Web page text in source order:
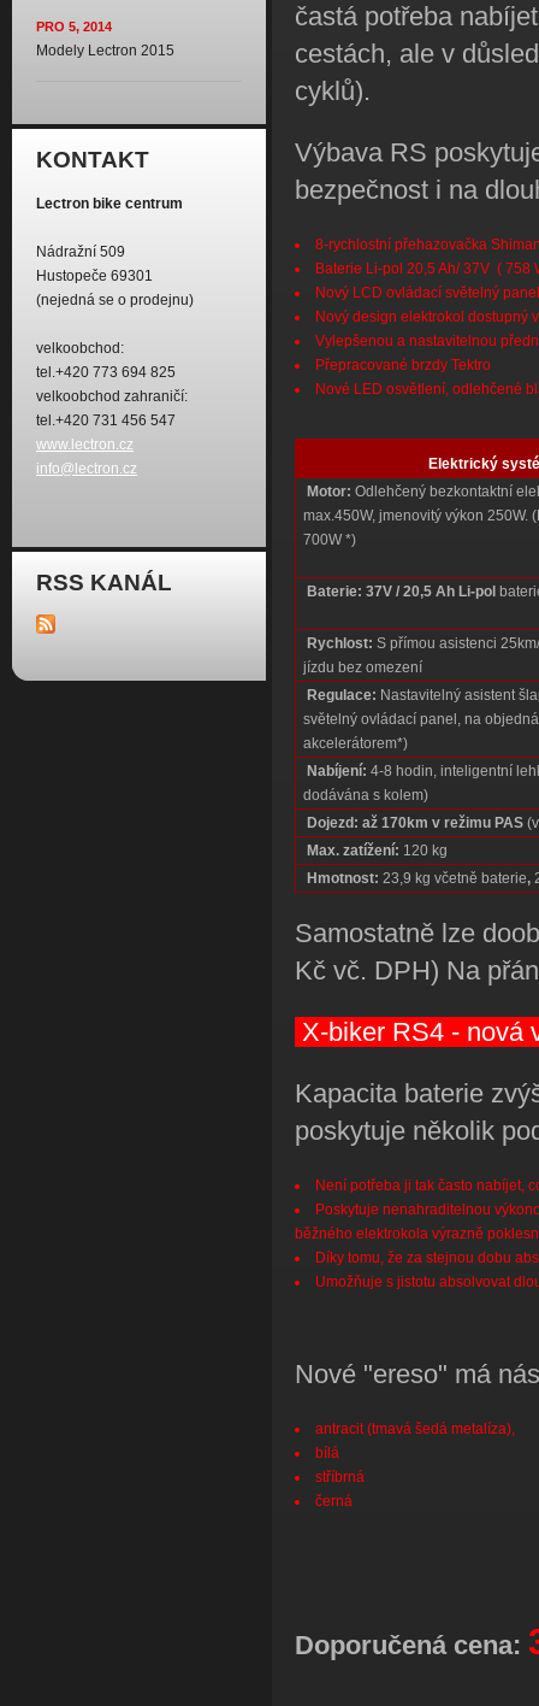
PRO 5, 2014
Modely Lectron 2015
KONTAKT
Lectron bike centrum
Nádražní 509
Hustopeče 69301
(nejedná se o prodejnu)
velkoobchod:
tel.+420 773 694 825
velkoobchod zahraničí:
tel.+420 731 456 547
www.lectron.cz
info@lectron.cz
RSS KANÁL
častá potřeba
cestách, ale v
cyklů).
Výbava RS
bezpečnost i na
8-rychlostní přehazovačka
Baterie Li-pol 20,5 Ah/ 37V ( 758
Nový LCD ovládací světelný panel
Nový design elektrokol dostupný
Vylepšenou a nastavitelnou
Přepracované brzdy Tektro
Nové LED osvětlení, odlehčené
Elektrický
Motor: Odlehčený bezkontaktní
max.450W, jmenovitý výkon 250W.
700W *)
Baterie: 37V / 20,5 Ah Li-pol
Rychlost: S přímou asistenci
jízdu bez omezení
Regulace: Nastavitelný asistent
světelný ovládací panel, na
akcelerátorem*)
Nabíjení: 4-8 hodin, inteligentní
dodávána s kolem)
Dojezd: až 170km v režimu PAS
Max. zatížení: 120 kg
Hmotnost: 23,9 kg včetně baterie,
Samostatně lze
Kč vč. DPH) Na
X-biker RS4 - nová
Kapacita baterie
poskytuje několik
Není potřeba ji tak často nabíjet,
Poskytuje nenahraditelnou
běžného elektrokola výrazně
Díky tomu, že za stejnou dobu
Umožňuje s jistotu absolvovat
Nové "ereso" má
antracit (tmavá šedá metalíza),
bílá
stříbrná
černá
Doporučená cena: